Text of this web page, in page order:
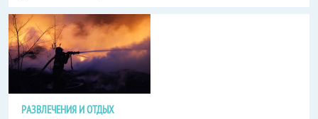
РАЗВЛЕЧЕНИЯ И ОТДЫХ